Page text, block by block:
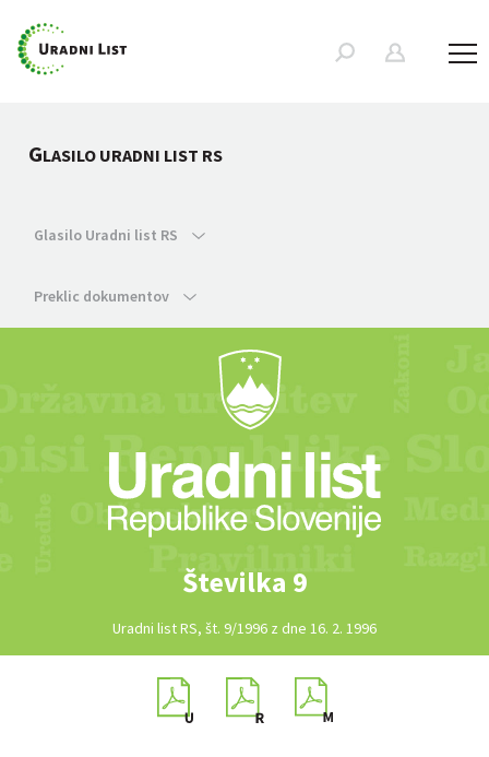
GLASILO URADNI LIST RS
Glasilo Uradni list RS
Preklic dokumentov
Številka 9
Uradni list RS, št. 9/1996 z dne 16. 2. 1996